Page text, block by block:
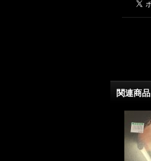
関連商品